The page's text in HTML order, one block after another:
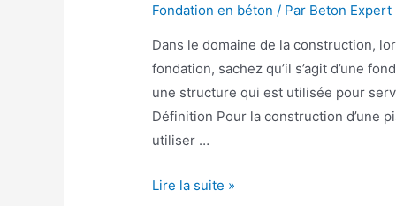
Fondation en béton / Par Beton Expert
Dans le domaine de la construction,
fondation, sachez qu’il s’agit d’une
une structure qui est utilisée pour
Définition Pour la construction d’une
utiliser …
Comment
Lire la suite »